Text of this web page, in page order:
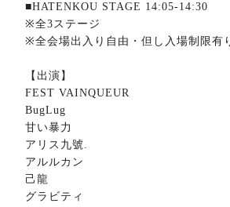
■HATENKOU STAGE 14:05-14:30
※全3ステージ
※全会場出入り自由・但し入場制限有
【出演】
FEST VAINQUEUR
BugLug
甘い暴力
アリス九號.
アルルカン
己龍
グラビティ